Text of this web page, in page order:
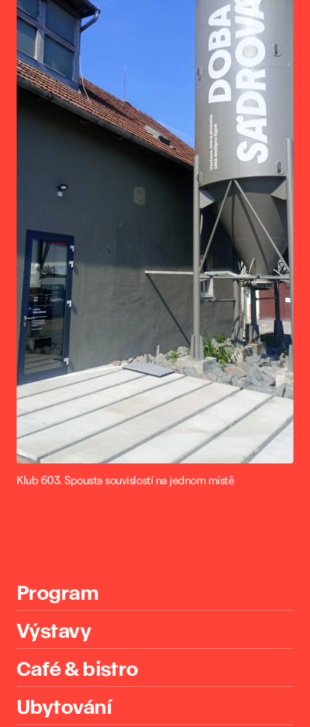
Klub 603. Spousta souvislostí na jednom místě
Program
Výstavy
Café & bistro
Ubytování